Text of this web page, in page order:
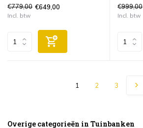
€779,00 €649,00
Incl. btw
€999,00
Incl. btw
1 2 3
Overige categorieën in Tuinbanken